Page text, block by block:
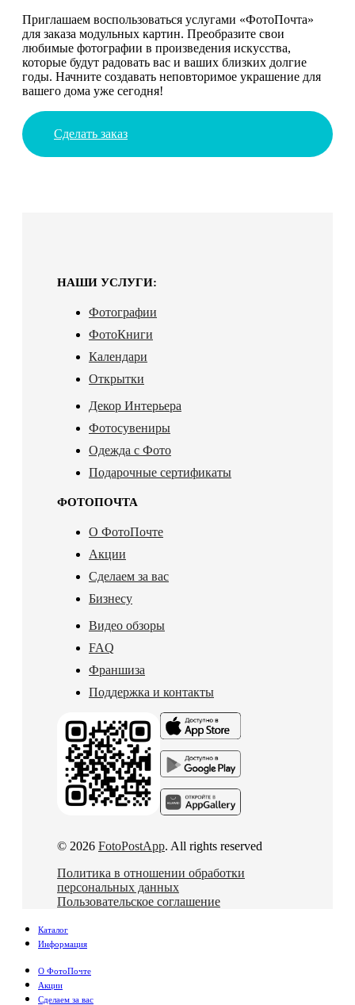
Приглашаем воспользоваться услугами «ФотоПочта»
для заказа модульных картин. Преобразите свои
любимые фотографии в произведения искусства,
которые будут радовать вас и ваших близких долгие
годы. Начните создавать неповторимое украшение для
вашего дома уже сегодня!
Сделать заказ
НАШИ УСЛУГИ:
Фотографии
ФотоКниги
Календари
Открытки
Декор Интерьера
Фотосувениры
Одежда с Фото
Подарочные сертификаты
ФОТОПОЧТА
О ФотоПочте
Акции
Сделаем за вас
Бизнесу
Видео обзоры
FAQ
Франшиза
Поддержка и контакты
© 2026 FotoPostApp. All rights reserved
Политика в отношении обработки
персональных данных
Пользовательское соглашение
Каталог
Информация
О ФотоПочте
Акции
Сделаем за вас